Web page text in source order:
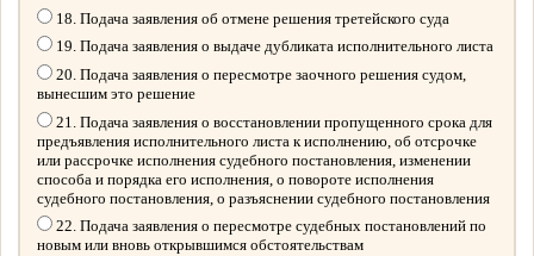
18. Подача заявления об отмене решения третейского суда
19. Подача заявления о выдаче дубликата исполнительного листа
20. Подача заявления о пересмотре заочного решения судом,
вынесшим это решение
21. Подача заявления о восстановлении пропущенного срока для
предъявления исполнительного листа к исполнению, об отсрочке
или рассрочке исполнения судебного постановления, изменении
способа и порядка его исполнения, о повороте исполнения
судебного постановления, о разъяснении судебного постановления
22. Подача заявления о пересмотре судебных постановлений по
новым или вновь открывшимся обстоятельствам